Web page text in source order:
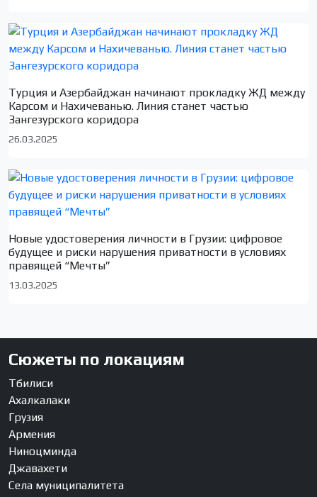
Турция и Азербайджан начинают прокладку ЖД между
Карсом и Нахичеванью. Линия станет частью
Зангезурского коридора
26.03.2025
Новые удостоверения личности в Грузии: цифровое
будущее и риски нарушения приватности в условиях
правящей “Мечты”
13.03.2025
Сюжеты по локациям
Тбилиси
Ахалкалаки
Грузия
Армения
Ниноцминда
Джавахети
Села муниципалитета